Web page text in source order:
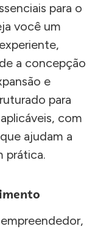
para o
você um
a concepção
e
para
com
ajudam a
prática.